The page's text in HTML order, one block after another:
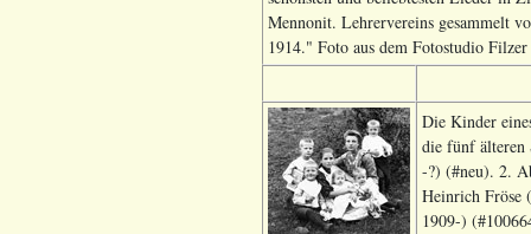
Mennonit. Lehrervereins gesammelt
1914." Foto aus dem Fotostudio
Die Kinder
die fünf älteren
-?) (#neu). 2.
Heinrich Fröse
1909-)